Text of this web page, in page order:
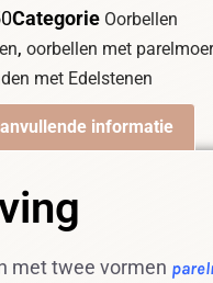
Categorie Oorbellen
, oorbellen met parelmoer
met Edelstenen
informatie
met twee vormen